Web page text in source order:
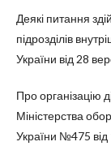
Деякі питання
підрозділів
України від 28
Про організацію
Міністерства
України №475